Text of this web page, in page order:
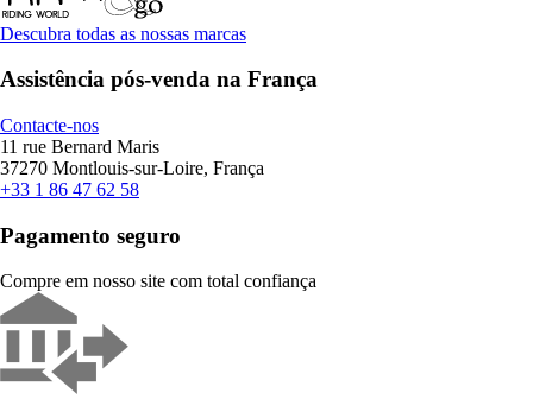
Descubra todas as nossas marcas
Assistência pós-venda na França
Contacte-nos
11 rue Bernard Maris
37270 Montlouis-sur-Loire, França
+33 1 86 47 62 58
Pagamento seguro
Compre em nosso site com total confiança